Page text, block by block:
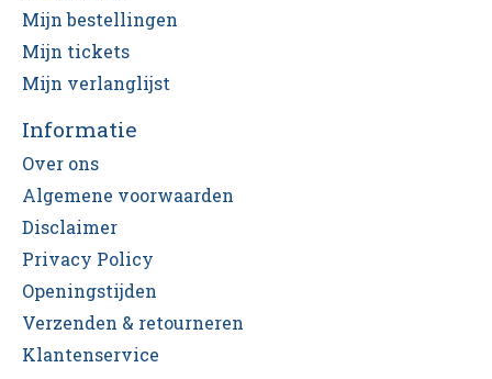
Mijn bestellingen
Mijn tickets
Mijn verlanglijst
Informatie
Over ons
Algemene voorwaarden
Disclaimer
Privacy Policy
Openingstijden
Verzenden & retourneren
Klantenservice